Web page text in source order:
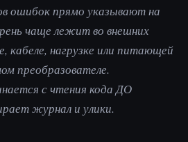
ошибок прямо указывают на
чаще лежит во внешних
кабеле, нагрузке или питающей
преобразователе.
с чтения кода ДО
журнал и улики.